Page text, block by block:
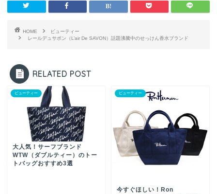
HOME
ビューティー
レールデュサボン（L’air De SAVON）話題沸騰中のせっけん香水ブランド
RELATED POST
ビューティー
大人気！サーフブランド
WTW（ダブルティー）のトー
トバッグおすすめ3選
ビューティー
今すぐほしい！Ron